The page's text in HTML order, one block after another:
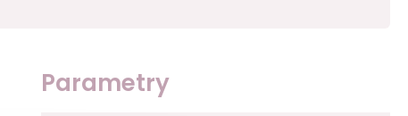
Parametry